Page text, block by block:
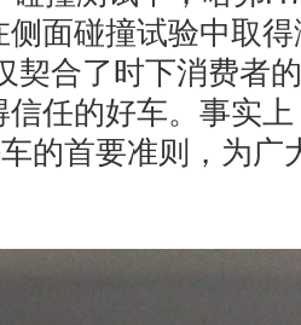
面碰撞试验中取
契合了时下消费者
任的好车。事实
的首要准则，为广